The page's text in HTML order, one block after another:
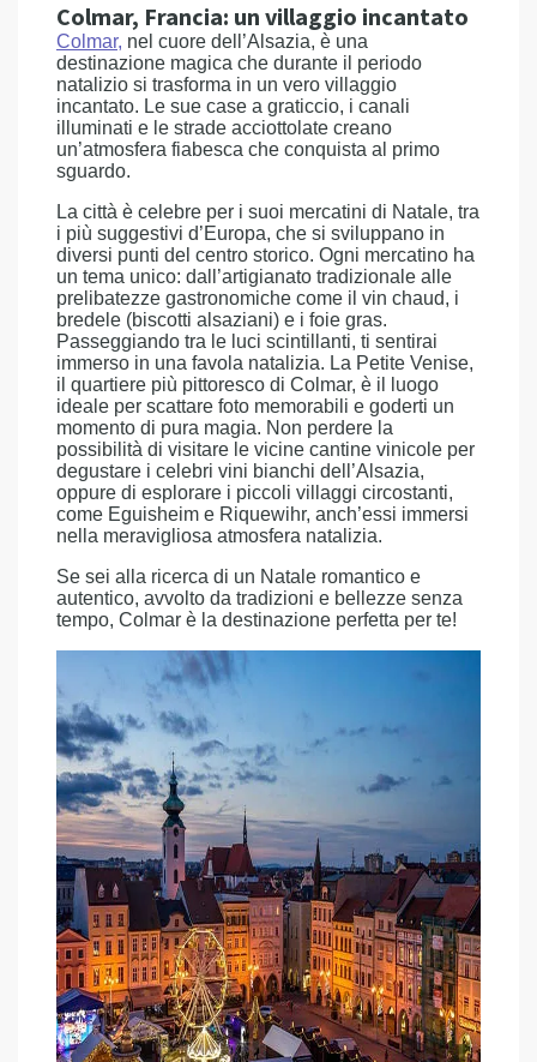
Colmar, Francia: un villaggio incantato
Colmar, nel cuore dell’Alsazia, è una
destinazione magica che durante il periodo
natalizio si trasforma in un vero villaggio
incantato. Le sue case a graticcio, i canali
illuminati e le strade acciottolate creano
un’atmosfera fiabesca che conquista al primo
sguardo.
La città è celebre per i suoi mercatini di Natale, tra
i più suggestivi d’Europa, che si sviluppano in
diversi punti del centro storico. Ogni mercatino ha
un tema unico: dall’artigianato tradizionale alle
prelibatezze gastronomiche come il vin chaud, i
bredele (biscotti alsaziani) e i foie gras.
Passeggiando tra le luci scintillanti, ti sentirai
immerso in una favola natalizia. La Petite Venise,
il quartiere più pittoresco di Colmar, è il luogo
ideale per scattare foto memorabili e goderti un
momento di pura magia. Non perdere la
possibilità di visitare le vicine cantine vinicole per
degustare i celebri vini bianchi dell’Alsazia,
oppure di esplorare i piccoli villaggi circostanti,
come Eguisheim e Riquewihr, anch’essi immersi
nella meravigliosa atmosfera natalizia.
Se sei alla ricerca di un Natale romantico e
autentico, avvolto da tradizioni e bellezze senza
tempo, Colmar è la destinazione perfetta per te!